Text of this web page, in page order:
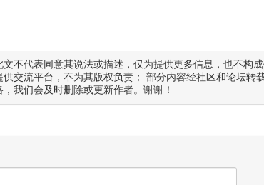
文不代表同意其说法或描述，仅为提供更多信息，也不构
交流平台，不为其版权负责； 部分内容经社区和论坛转
我们会及时删除或更新作者。谢谢！